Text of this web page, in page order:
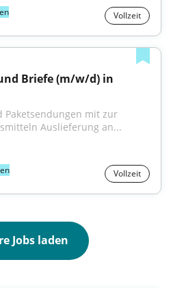
Vollzeit
Briefe (m/w/d) in
Paketsendungen mit zur
Auslieferung an...
Vollzeit
Jobs laden